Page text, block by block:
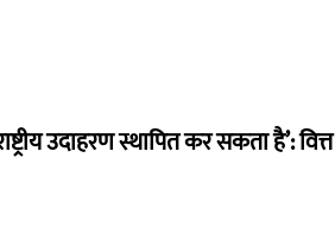
उदाहरण स्थापित कर सकता है’: वित्त